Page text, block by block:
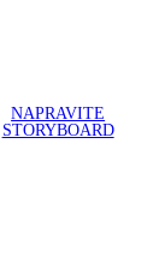
NAPRAVITE
STORYBOARD